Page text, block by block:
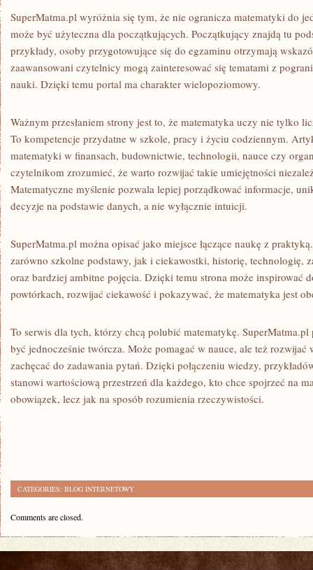
SuperMatma.pl wyróżnia się tym, że nie ogranicza matematyki do
może być użyteczna dla początkujących. Początkujący znajdą tu
przykłady, osoby przygotowujące się do egzaminu otrzymają
zaawansowani czytelnicy mogą zainteresować się tematami z
nauki. Dzięki temu portal ma charakter wielopoziomowy.
Ważnym przesłaniem strony jest to, że matematyka uczy nie tylko
To kompetencje przydatne w szkole, pracy i życiu codziennym.
matematyki w finansach, budownictwie, technologii, nauce czy
czytelnikom zrozumieć, że warto rozwijać takie umiejętności
Matematyczne myślenie pozwala lepiej porządkować informacje,
decyzje na podstawie danych, a nie wyłącznie intuicji.
SuperMatma.pl można opisać jako miejsce łączące naukę z
zarówno szkolne podstawy, jak i ciekawostki, historię, technologię,
oraz bardziej ambitne pojęcia. Dzięki temu strona może inspirować
powtórkach, rozwijać ciekawość i pokazywać, że matematyka jest
To serwis dla tych, którzy chcą polubić matematykę.
być jednocześnie twórcza. Może pomagać w nauce, ale też
zachęcać do zadawania pytań. Dzięki połączeniu wiedzy,
stanowi wartościową przestrzeń dla każdego, kto chce spojrzeć na
obowiązek, lecz jak na sposób rozumienia rzeczywistości.
CATEGORIES: BLOG INTERNETOWY
Comments are closed.